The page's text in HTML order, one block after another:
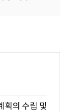
획의 수립 및